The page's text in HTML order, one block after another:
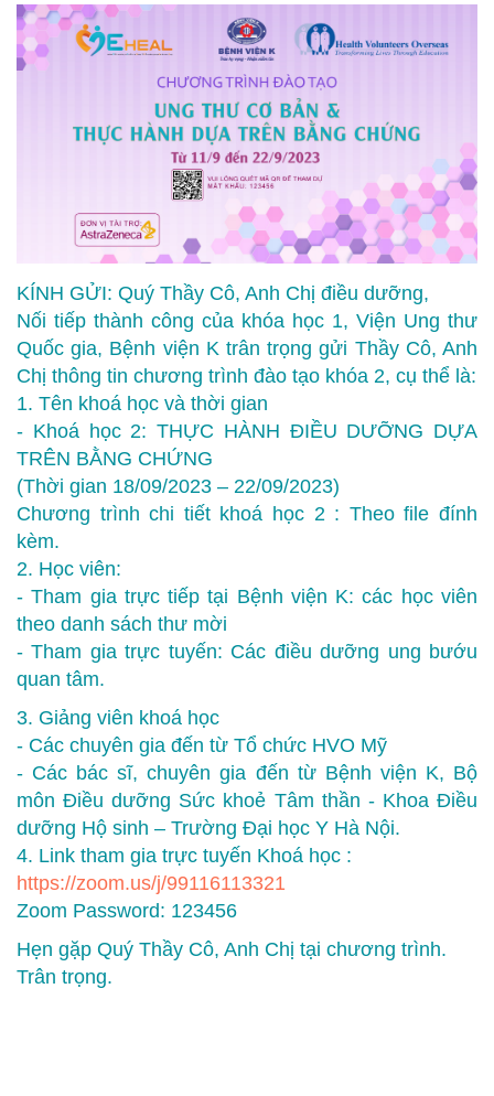
KÍNH GỬI: Quý Thầy Cô, Anh Chị điều dưỡng,
Nối tiếp thành công của khóa học 1, Viện Ung thư
Quốc gia, Bệnh viện K trân trọng gửi Thầy Cô, Anh
Chị thông tin chương trình đào tạo khóa 2, cụ thể là:
1. Tên khoá học và thời gian
- Khoá học 2: THỰC HÀNH ĐIỀU DƯỠNG DỰA
TRÊN BẰNG CHỨNG
(Thời gian 18/09/2023 – 22/09/2023)
Chương trình chi tiết khoá học 2 : Theo file đính
kèm.
2. Học viên:
- Tham gia trực tiếp tại Bệnh viện K: các học viên
theo danh sách thư mời
- Tham gia trực tuyến: Các điều dưỡng ung bướu
quan tâm.
3. Giảng viên khoá học
- Các chuyên gia đến từ Tổ chức HVO Mỹ
- Các bác sĩ, chuyên gia đến từ Bệnh viện K, Bộ
môn Điều dưỡng Sức khoẻ Tâm thần - Khoa Điều
dưỡng Hộ sinh – Trường Đại học Y Hà Nội.
4. Link tham gia trực tuyến Khoá học :
https://zoom.us/j/99116113321
Zoom Password: 123456
Hẹn gặp Quý Thầy Cô, Anh Chị tại chương trình.
Trân trọng.